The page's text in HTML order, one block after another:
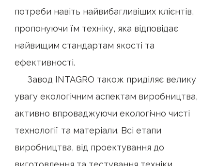
потреби навіть найвибагливіших клієнтів,
пропонуючи їм техніку, яка відповідає
найвищим стандартам якості та
ефективності.
Завод INTAGRO також приділяє велику
увагу екологічним аспектам виробництва,
активно впроваджуючи екологічно чисті
технології та матеріали. Всі етапи
виробництва, від проектування до